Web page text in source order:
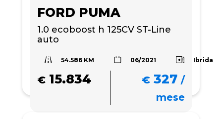
FORD PUMA
1.0 ecoboost h 125CV ST-Line
auto
54.586 KM 06/2021 Ibrida
€ 15.834 € 327 /
mese